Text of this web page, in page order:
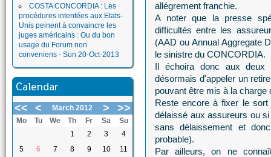
COSTA CONCORDIA : Les
procédures intentées aux Etats-
Unis peinent à convaincre les
juges américains : Ou du bon
usage du Forum non
conveniens - Sun 20-Oct-2013
Calendar
<< < March 2012 > >>
Mo Tu We Th Fr Sa
Su
1
2 3
4
5
6 7 8 9 10
11
allégrement franchie.
A noter que la presse
difficultés entre les
(AAD ou Annual Aggregate
le sinistre du CONCORDIA.
Il échoira donc aux deux
désormais d'appeler un
pouvant être mis à la
Reste encore à fixer le
délaissé aux assureurs ou
sans délaissement et
probable).
Par ailleurs, on ne